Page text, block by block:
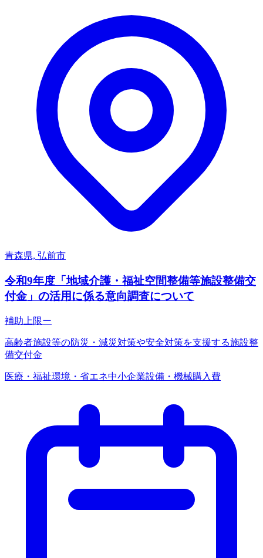
青森県, 弘前市
令和9年度「地域介護・福祉空間整備等施設整備交
付金」の活用に係る意向調査について
補助上限ー
高齢者施設等の防災・減災対策や安全対策を支援する施設整
備交付金
医療・福祉環境・省エネ中小企業設備・機械購入費